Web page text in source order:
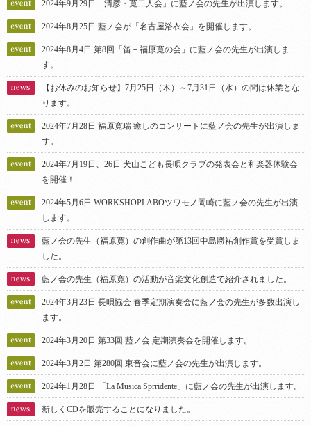
2024年9月29日「清彦・寬二人会」に藍ノ会の先生が出演します。
2024年8月25日 藍ノ会が「名古屋浴衣会」を開催します。
2024年8月4日 第8回「笛－福原寬の会」に藍ノ会の先生が出演しま
す。
【お休みのお知らせ】7月25日（木）～7月31日（水）の間は休業とな
ります。
2024年7月28日 福原寛瑞 癒しのコンサートに藍ノ会の先生が出演しま
す。
2024年7月19日、26日 犬山こども長唄クラブの発表会と和楽器体験会
を開催！
2024年5月6日 WORKSHOPLABOツワモノ岡崎に藍ノ会の先生が出演
します。
藍ノ会の先生（福原寛）の創作曲が第13回中島勝祐創作賞を受賞しま
した。
藍ノ会の先生（福原寛）の活動が音楽文化創造で紹介されました。
2024年3月23日 長唄協会 春季定期演奏会に藍ノ会の先生が多数出演し
ます。
2024年3月20日 第33回 藍ノ会 定期演奏会を開催します。
2024年3月2日 第280回 東音会に藍ノ会の先生が出演します。
2024年1月28日 「La Musica Sprridente」に藍ノ会の先生が出演します。
新しくCDを販売することになりました。